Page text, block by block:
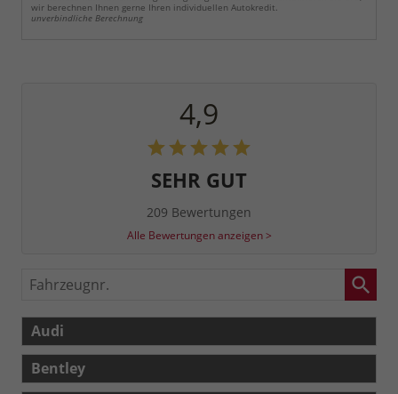
wir berechnen Ihnen gerne Ihren individuellen Autokredit.
unverbindliche Berechnung
4,9
SEHR GUT
209 Bewertungen
Alle Bewertungen anzeigen >
Fahrzeugnr.
Audi
Bentley